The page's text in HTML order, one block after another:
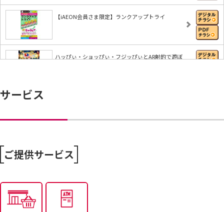
【iAEON会員さま限定】ランクアップトライ
ハッぴぃ・ショッぴぃ・フジッぴぃとAR射的で遊ぼ
サービス
ご提供サービス